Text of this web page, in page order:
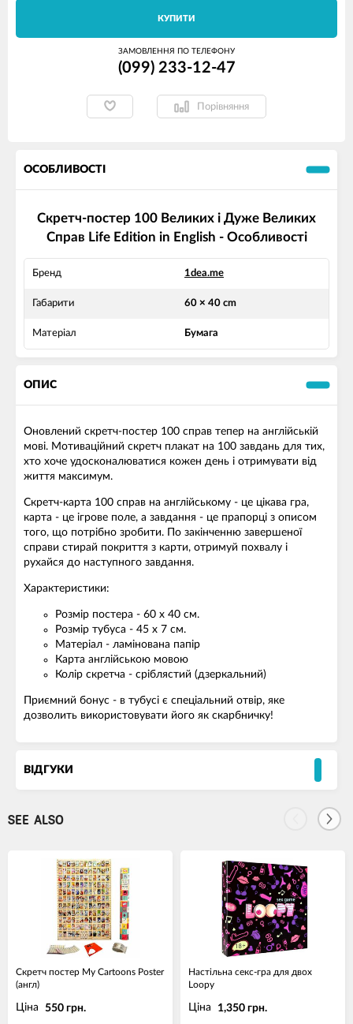
КУПИТИ
ЗАМОВЛЕННЯ ПО ТЕЛЕФОНУ
(099) 233-12-47
Порівняння
ОСОБЛИВОСТІ
Cкретч-постер 100 Великих і Дуже Великих
Справ Life Edition in English - Особливості
Бренд 1dea.me
Габарити 60 × 40 cm
Матеріал Бумага
ОПИС
Оновлений скретч-постер 100 справ тепер на англійській
мові. Мотиваційний скретч плакат на 100 завдань для тих,
хто хоче удосконалюватися кожен день і отримувати від
життя максимум.
Скретч-карта 100 справ на англійському - це цікава гра,
карта - це ігрове поле, а завдання - це прапорці з описом
того, що потрібно зробити. По закінченню завершеної
справи стирай покриття з карти, отримуй похвалу і
рухайся до наступного завдання.
Характеристики:
Розмір постера - 60 х 40 см.
Розмір тубуса - 45 х 7 см.
Матеріал - ламінована папір
Карта англійською мовою
Колір скретча - сріблястий (дзеркальний)
Приємний бонус - в тубусі є спеціальний отвір, яке
дозволить використовувати його як скарбничку!
ВІДГУКИ
SEE ALSO
Скретч постер My Cartoons Poster
(англ)
Ціна 550 грн.
Настільна секс-гра для двох
Loopy
Ціна 1,350 грн.